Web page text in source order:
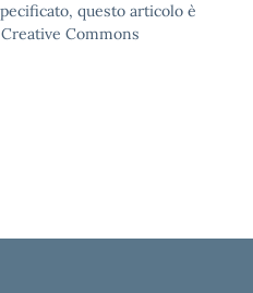
questo articolo è
Commons